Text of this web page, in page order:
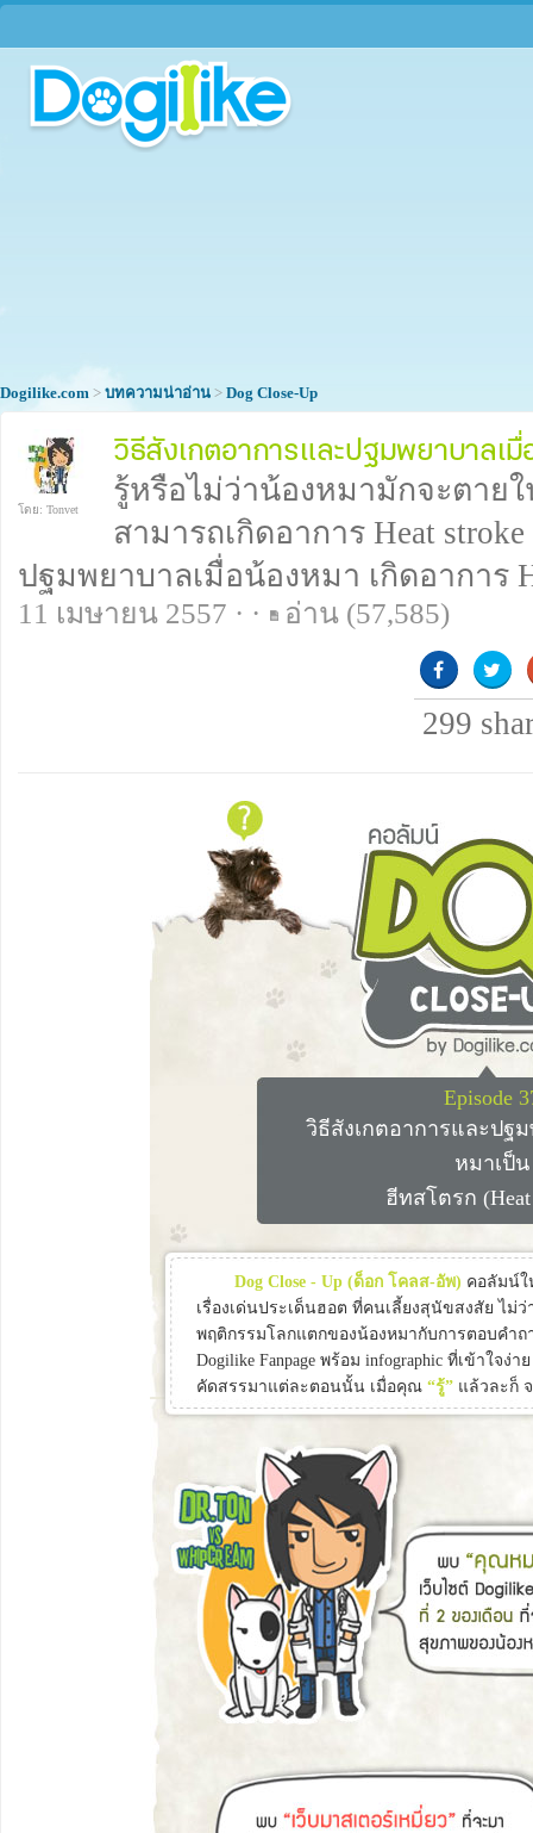
Dogilike.com > บทความน่าอ่าน > Dog Close-Up
โดย: Tonvet
วิธีสังเกตอาการและปฐมพยาบาลเ
[Infographic]
รู้หรือไม่ว่าน้องหมามักจะตาย
สามารถเกิดอาการ Heat
ปฐมพยาบาลเมื่อน้องหมา เกิดอาการ
11 เมษายน 2557 · · อ่าน (57,585)
299
Episode
วิธีสังเกตอาการและปฐ
หมาเป็น
ฮีทสโตรก (Heat
Dog Close - Up (ด็อก โคลส-อัพ) คอลัมน์ใ
เรื่องเด่นประเด็นฮอต ที่คนเลี้ยงสุนัขสงสัย ไม่ว่
พฤติกรรมโลกแตกของน้องหมากับการตอบคำ
Dogilike Fanpage พร้อม infographic ที่เข้าใจง่
คัดสรรมาแต่ละตอนนั้น เมื่อคุณ“รู้” แล้วละก็